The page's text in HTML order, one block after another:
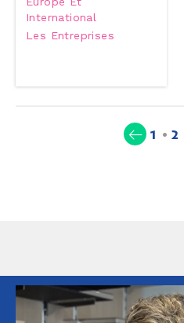
International
Les Entreprises
1 2